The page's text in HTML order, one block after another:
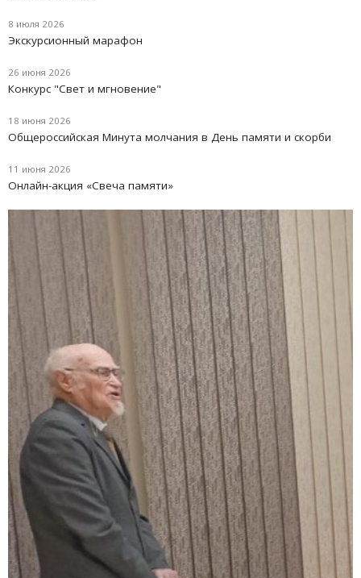
8 июля 2026
Экскурсионный марафон
26 июня 2026
Конкурс "Свет и мгновение"
18 июня 2026
Oбщероссийская Минута молчания в День памяти и скорби
11 июня 2026
Онлайн-акция «Свеча памяти»